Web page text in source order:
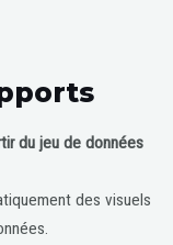
du jeu de données
des visuels